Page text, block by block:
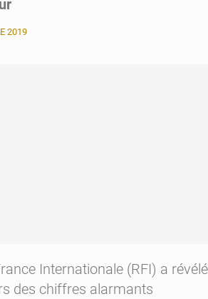
2019
Internationale (RFI) a révélé
des chiffres alarmants